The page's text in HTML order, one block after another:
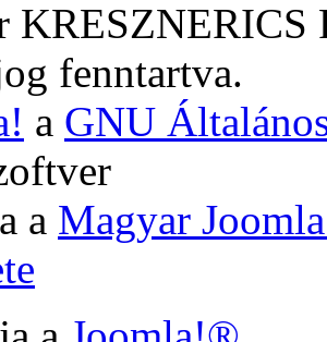
fenntartva.
a GNU
a Magyar